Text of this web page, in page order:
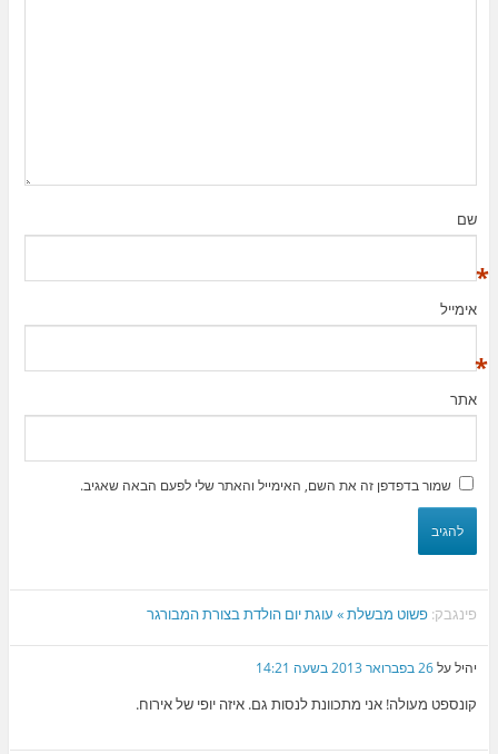
שם
*
אימייל
*
אתר
שמור בדפדפן זה את השם, האימייל והאתר שלי לפעם הבאה שאגיב.
פינגבק:פשוט מבשלת » עוגת יום הולדת בצורת המבורגר
יהילעל26 בפברואר 2013 בשעה 14:21
קונספט מעולה! אני מתכוונת לנסות גם. איזה יופי של אירוח.